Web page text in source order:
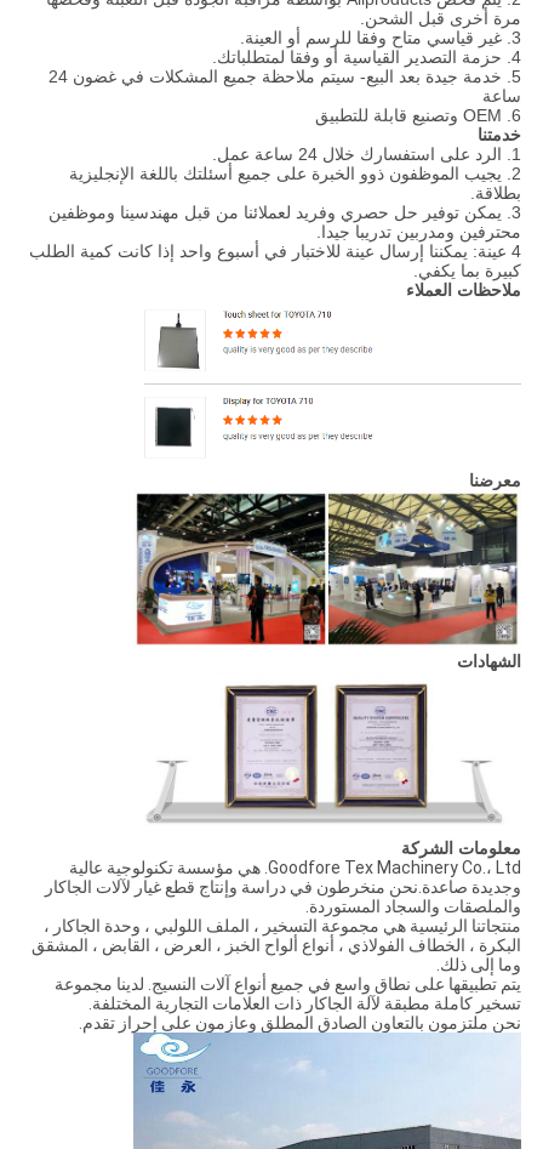
مرة أخرى قبل الشحن.
3. غير قياسي متاح وفقا للرسم أو العينة.
4. حزمة التصدير القياسية أو وفقا لمتطلباتك.
5. خدمة جيدة بعد البيع- سيتم ملاحظة جميع المشكلات في غضون 24
ساعة
6. OEM وتصنيع قابلة للتطبيق
خدمتنا
1. الرد على استفسارك خلال 24 ساعة عمل.
2. يجيب الموظفون ذوو الخبرة على جميع أسئلتك باللغة الإنجليزية
بطلاقة.
3. يمكن توفير حل حصري وفريد ​​لعملائنا من قبل مهندسينا وموظفين
محترفين ومدربين تدريبا جيدا.
4 عينة: يمكننا إرسال عينة للاختبار في أسبوع واحد إذا كانت كمية الطلب
كبيرة بما يكفي.
ملاحظات العملاء
معرضنا
الشهادات
معلومات الشركة
Goodfore Tex Machinery Co.، Ltd. هي مؤسسة تكنولوجية عالية
وجديدة صاعدة.نحن منخرطون في دراسة وإنتاج قطع غيار لآلات الجاكار
والملصقات والسجاد المستوردة.
منتجاتنا الرئيسية هي مجموعة التسخير ، الملف اللولبي ، وحدة الجاكار ،
البكرة ، الخطاف الفولاذي ، أنواع ألواح الخبز ، العرض ، القابض ، المشقق
وما إلى ذلك.
يتم تطبيقها على نطاق واسع في جميع أنواع آلات النسيج. لدينا مجموعة
تسخير كاملة مطبقة لآلة الجاكار ذات العلامات التجارية المختلفة.
نحن ملتزمون بالتعاون الصادق المطلق وعازمون على إحراز تقدم.